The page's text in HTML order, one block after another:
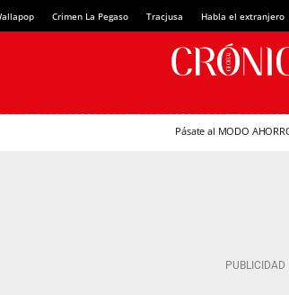
Crimen La Pegaso Tracjusa Habla el extranjero
Pásate al MODO